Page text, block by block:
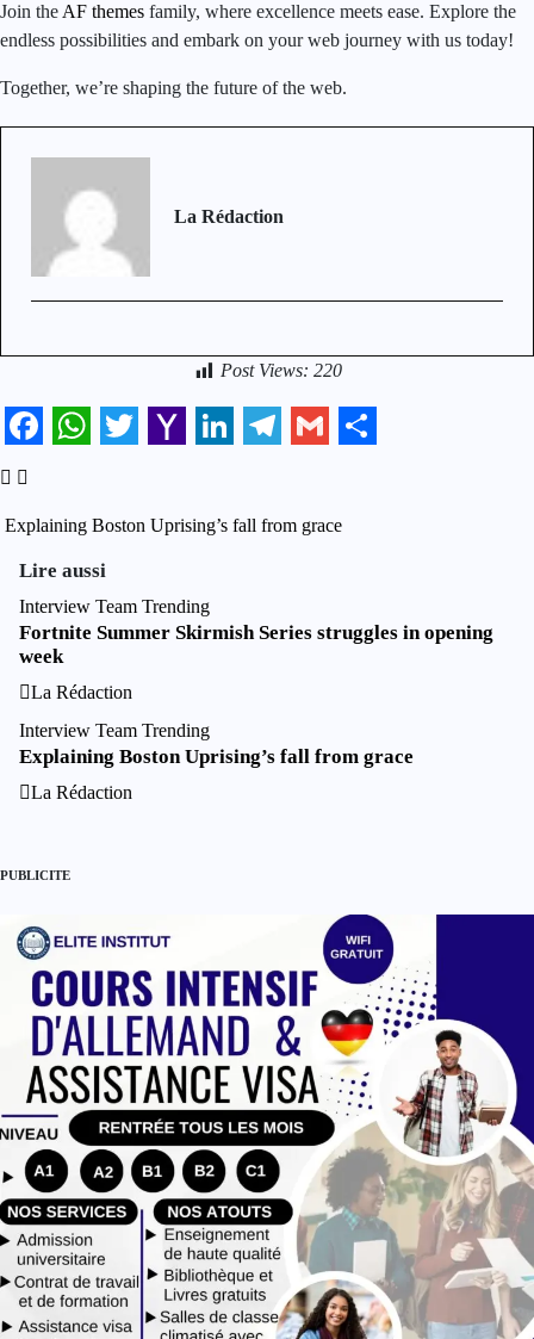
Join the AF themes family, where excellence meets ease. Explore the
endless possibilities and embark on your web journey with us today!
Together, we’re shaping the future of the web.
La Rédaction
Post Views: 220
Facebook
Navigation
de
l’article
Explaining Boston Uprising’s fall from grace
Lire aussi
Interview Team Trending
Fortnite Summer Skirmish Series struggles in opening
week
La Rédaction
Interview Team Trending
Explaining Boston Uprising’s fall from grace
La Rédaction
PUBLICITE